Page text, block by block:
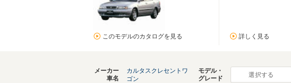
このモデルのカタログを見る 詳しく見る
メーカー
車名
カルタスクレセントワ
ゴン
モデル・
グレード
選択する